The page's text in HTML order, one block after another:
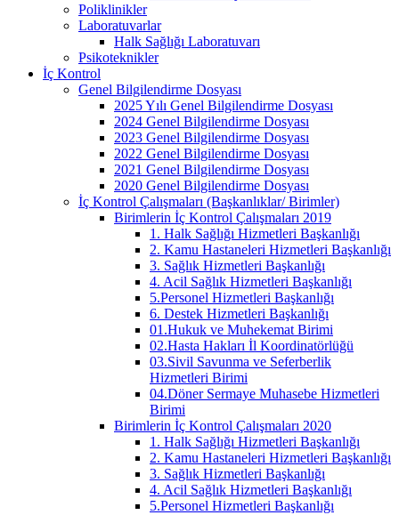
Poliklinikler
Laboratuvarlar
Halk Sağlığı Laboratuvarı
Psikoteknikler
İç Kontrol
Genel Bilgilendirme Dosyası
2025 Yılı Genel Bilgilendirme Dosyası
2024 Genel Bilgilendirme Dosyası
2023 Genel Bilgilendirme Dosyası
2022 Genel Bilgilendirme Dosyası
2021 Genel Bilgilendirme Dosyası
2020 Genel Bilgilendirme Dosyası
İç Kontrol Çalışmaları (Başkanlıklar/ Birimler)
Birimlerin İç Kontrol Çalışmaları 2019
1. Halk Sağlığı Hizmetleri Başkanlığı
2. Kamu Hastaneleri Hizmetleri Başkanlığı
3. Sağlık Hizmetleri Başkanlığı
4. Acil Sağlık Hizmetleri Başkanlığı
5.Personel Hizmetleri Başkanlığı
6. Destek Hizmetleri Başkanlığı
01.Hukuk ve Muhekemat Birimi
02.Hasta Hakları İl Koordinatörlüğü
03.Sivil Savunma ve Seferberlik
Hizmetleri Birimi
04.Döner Sermaye Muhasebe Hizmetleri
Birimi
Birimlerin İç Kontrol Çalışmaları 2020
1. Halk Sağlığı Hizmetleri Başkanlığı
2. Kamu Hastaneleri Hizmetleri Başkanlığı
3. Sağlık Hizmetleri Başkanlığı
4. Acil Sağlık Hizmetleri Başkanlığı
5.Personel Hizmetleri Başkanlığı